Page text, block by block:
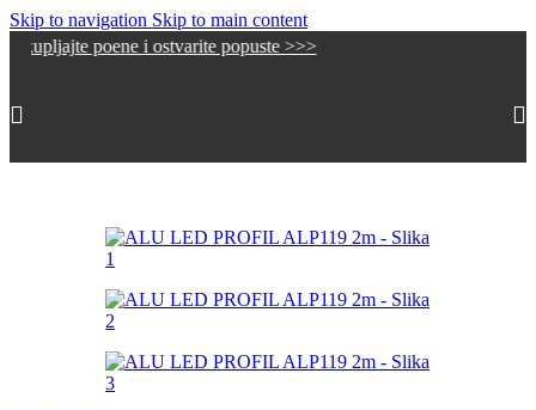
Skip to navigation Skip to main content
i ostvarite popuste >>>